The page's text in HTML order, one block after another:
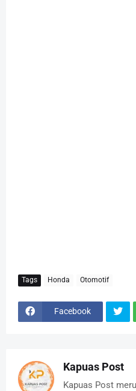
Tags Honda Otomotif
Facebook
Kapuas Post
Kapuas Post